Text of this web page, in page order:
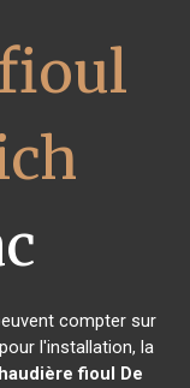
compter sur
l'installation, la
fioul De